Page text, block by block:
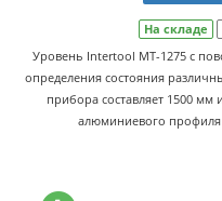
На складе
Уровень Intertool MT-1275 с
определения состояния
прибора составляет 1500 мм
алюминиевого